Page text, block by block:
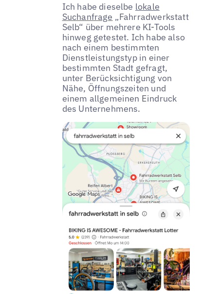
Ich habe dieselbe lokale
Suchanfrage „Fahrradwerkstatt
Selb“ über mehrere KI-Tools
hinweg getestet. Ich habe also
nach einem bestimmten
Dienstleistungstyp in einer
bestimmten Stadt gefragt,
unter Berücksichtigung von
Nähe, Öffnungszeiten und
einem allgemeinen Eindruck
des Unternehmens.